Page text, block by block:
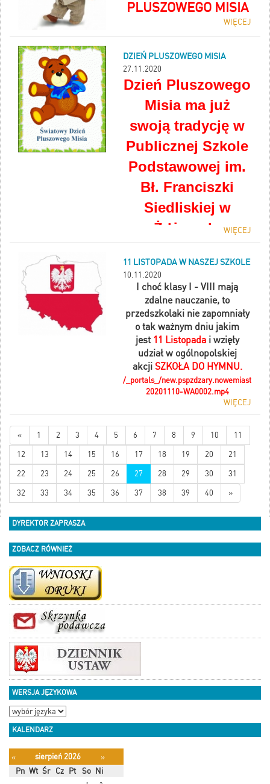
PLUSZOWEGO MISIA
WIĘCEJ
DZIEŃ PLUSZOWEGO MISIA
27.11.2020
Dzień Pluszowego
Misia ma już
swoją tradycję w
Publicznej Szkole
Podstawowej im.
Bł. Franciszki
Siedliskiej w
Żdżarach.
trochę inną formę
ale było super :)
WIĘCEJ
11 LISTOPADA W NASZEJ SZKOLE
10.11.2020
I choć klasy I - VIII mają
zdalne nauczanie, to
przedszkolaki nie zapomniały
o tak ważnym dniu jakim
jest 11 Listopadai wzięły
udział w ogólnopolskiej
akcji SZKOŁA DO HYMNU.
/_portals_/new.pspzdzary.nowemiasto.pl/
20201110-WA0002.mp4
WIĘCEJ
« 1 2 3 4 5 6 7 8 9 10 11
12 13 14 15 16 17 18 19 20 21
22 23 24 25 26 27 28 29 30 31
32 33 34 35 36 37 38 39 40 »
DYREKTOR ZAPRASZA
ZOBACZ RÓWNIEŻ
WERSJA JĘZYKOWA
KALENDARZ
« sierpień 2026
»
Pn Wt Śr Cz Pt So Ni